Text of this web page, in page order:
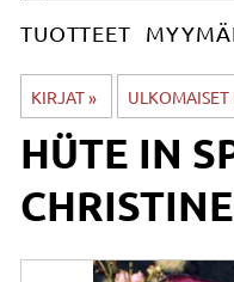
TUOTTEET
KIRJAT‪» ULKOMAISET
HÜTE IN